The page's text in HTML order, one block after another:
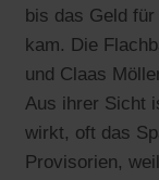
bis das Geld
kam. Die
und Claas
Aus ihrer Sicht
wirkt, oft das
Provisorien,